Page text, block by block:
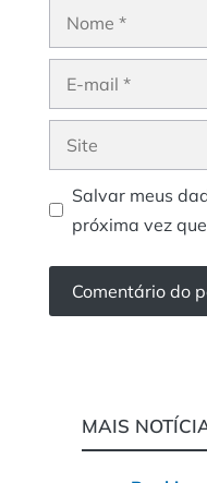
Salvar meus
próxima vez
MAIS